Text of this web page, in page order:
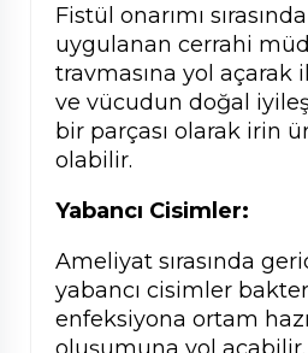
Fistül onarımı
uygulanan cerrahi
travmasına yol açarak
ve vücudun doğal
bir parçası olarak irin
olabilir.
Yabancı Cisimler:
Ameliyat sırasında
yabancı cisimler
enfeksiyona ortam
oluşumuna yol açabilir.